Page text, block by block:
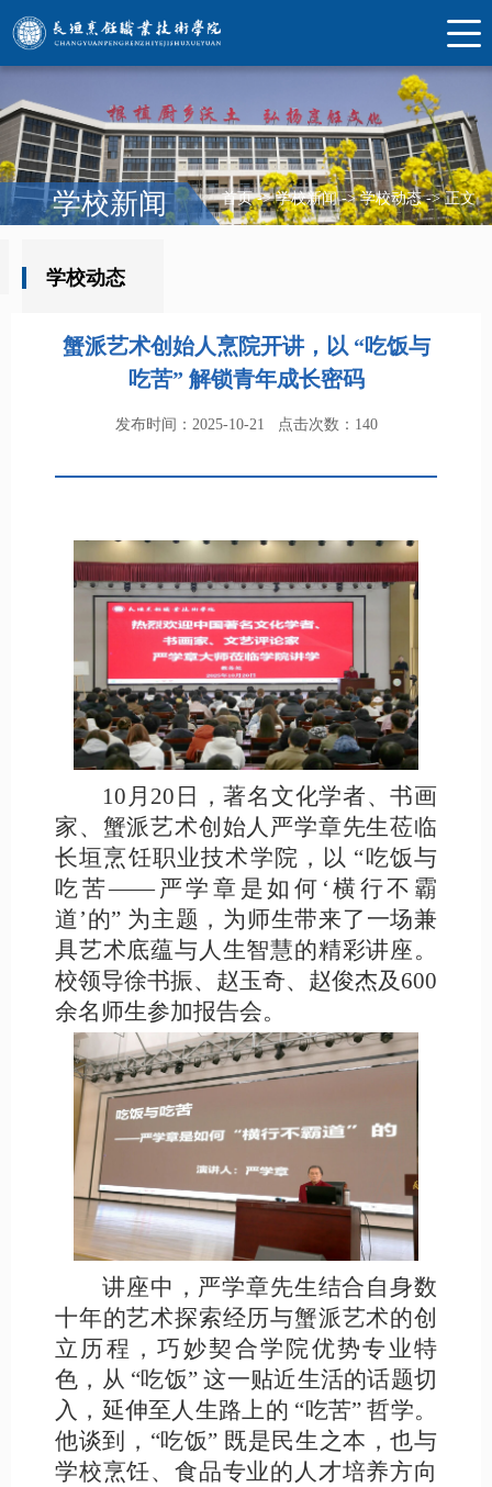
首页 -> 学校新闻 -> 学校动态 -> 正文
学校新闻
学校动态
蟹派艺术创始人烹院开讲，以 “吃饭与
吃苦” 解锁青年成长密码
发布时间：2025-10-21 点击次数： 140
10月20日，著名文化学者、书画
家、蟹派艺术创始人严学章先生莅临
长垣烹饪职业技术学院，以 “吃饭与
吃苦——严学章是如何‘横行不霸
道’的” 为主题，为师生带来了一场兼
具艺术底蕴与人生智慧的精彩讲座。
校领导徐书振、赵玉奇、赵俊杰及600
余名师生参加报告会。
讲座中，严学章先生结合自身数
十年的艺术探索经历与蟹派艺术的创
立历程，巧妙契合学院优势专业特
色，从 “吃饭” 这一贴近生活的话题切
入，延伸至人生路上的 “吃苦” 哲学。
他谈到，“吃饭” 既是民生之本，也与
学校烹饪、食品专业的人才培养方向